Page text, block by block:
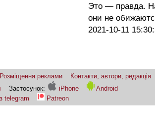
Это — правда.
они не
2021-10-11
Розміщення реклами
Контакти, автори, редакція
Застосунок: iPhone
Android
telegram
Patreon